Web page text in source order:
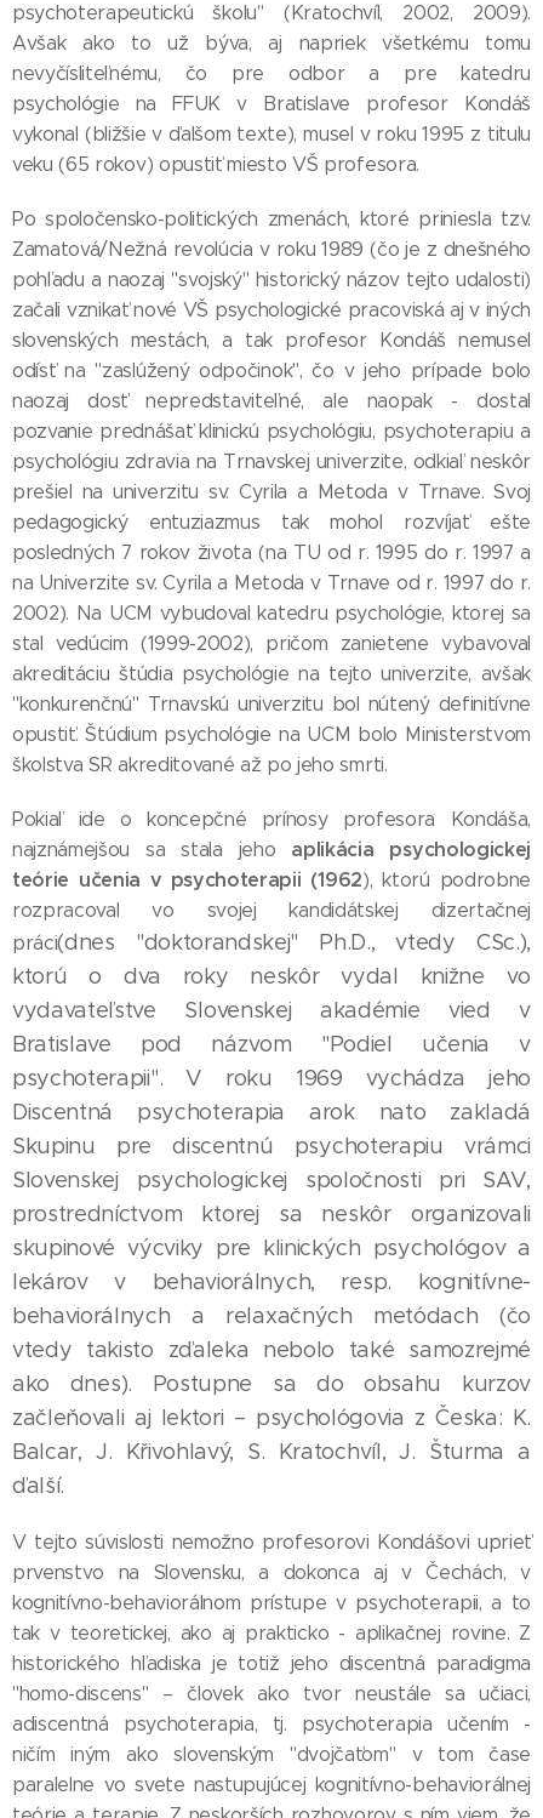
psychoterapeutickú školu" (Kratochvíl, 2002, 2009).
Avšak ako to už býva, aj napriek všetkému tomu
nevyčísliteľnému, čo pre odbor a pre katedru
psychológie na FFUK v Bratislave profesor Kondáš
vykonal (bližšie v ďalšom texte), musel v roku 1995 z titulu
veku (65 rokov) opustiť miesto VŠ profesora.
Po spoločensko-politických zmenách, ktoré priniesla tzv.
Zamatová/Nežná revolúcia v roku 1989 (čo je z dnešného
pohľadu a naozaj "svojský" historický názov tejto udalosti)
začali vznikať nové VŠ psychologické pracoviská aj v iných
slovenských mestách, a tak profesor Kondáš nemusel
odísť na "zaslúžený odpočinok", čo v jeho prípade bolo
naozaj dosť nepredstaviteľné, ale naopak - dostal
pozvanie prednášať klinickú psychológiu, psychoterapiu a
psychológiu zdravia na Trnavskej univerzite, odkiaľ neskôr
prešiel na univerzitu sv. Cyrila a Metoda v Trnave. Svoj
pedagogický entuziazmus tak mohol rozvíjať ešte
posledných 7 rokov života (na TU od r. 1995 do r. 1997 a
na Univerzite sv. Cyrila a Metoda v Trnave od r. 1997 do r.
2002). Na UCM vybudoval katedru psychológie, ktorej sa
stal vedúcim (1999-2002), pričom zanietene vybavoval
akreditáciu štúdia psychológie na tejto univerzite, avšak
"konkurenčnú" Trnavskú univerzitu bol nútený definitívne
opustiť. Štúdium psychológie na UCM bolo Ministerstvom
školstva SR akreditované až po jeho smrti.
Pokiaľ ide o koncepčné prínosy profesora Kondáša,
najznámejšou sa stala jeho aplikácia psychologickej
teórie učenia v psychoterapii (1962), ktorú podrobne
rozpracoval vo svojej kandidátskej dizertačnej
práci(dnes "doktorandskej" Ph.D., vtedy CSc.),
ktorú o dva roky neskôr vydal knižne vo
vydavateľstve Slovenskej akadémie vied v
Bratislave pod názvom "Podiel učenia v
psychoterapii". V roku 1969 vychádza jeho
Discentná psychoterapia arok nato zakladá
Skupinu pre discentnú psychoterapiu vrámci
Slovenskej psychologickej spoločnosti pri SAV,
prostredníctvom ktorej sa neskôr organizovali
skupinové výcviky pre klinických psychológov a
lekárov v behaviorálnych, resp. kognitívne-
behaviorálnych a relaxačných metódach (čo
vtedy takisto zďaleka nebolo také samozrejmé
ako dnes). Postupne sa do obsahu kurzov
začleňovali aj lektori – psychológovia z Česka: K.
Balcar, J. Křivohlavý, S. Kratochvíl, J. Šturma a
ďalší.
V tejto súvislosti nemožno profesorovi Kondášovi uprieť
prvenstvo na Slovensku, a dokonca aj v Čechách, v
kognitívno-behaviorálnom prístupe v psychoterapii, a to
tak v teoretickej, ako aj prakticko - aplikačnej rovine. Z
historického hľadiska je totiž jeho discentná paradigma
"homo-discens" – človek ako tvor neustále sa učiaci,
adiscentná psychoterapia, tj. psychoterapia učením -
ničím iným ako slovenským "dvojčaťom" v tom čase
paralelne vo svete nastupujúcej kognitívno-behaviorálnej